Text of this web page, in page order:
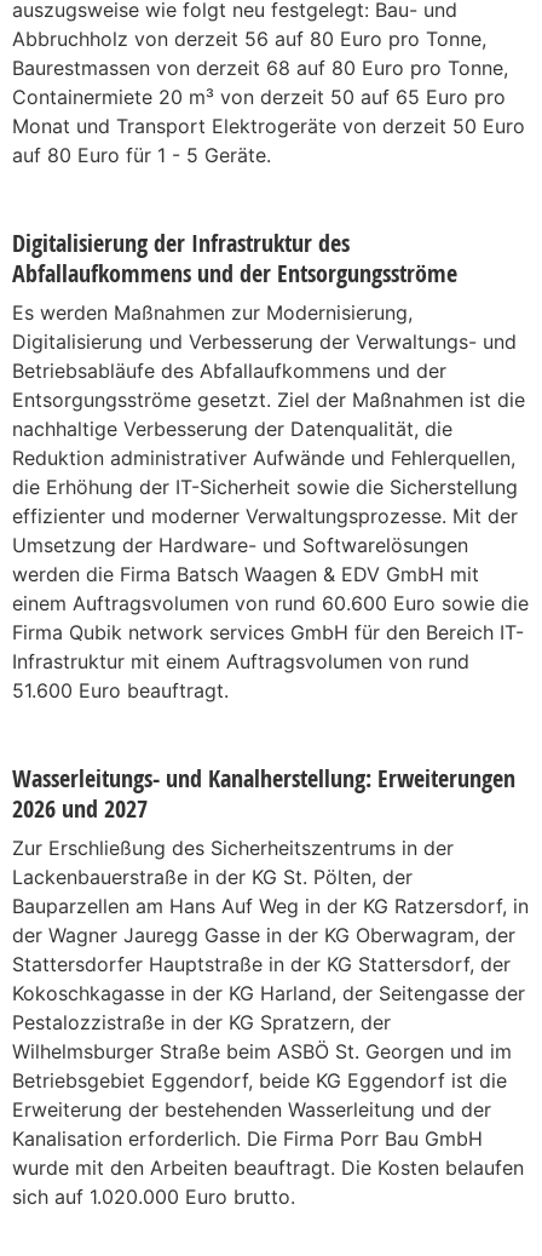
auszugsweise wie folgt neu festgelegt: Bau- und
Abbruchholz von derzeit 56 auf 80 Euro pro Tonne,
Baurestmassen von derzeit 68 auf 80 Euro pro Tonne,
Containermiete 20 m³ von derzeit 50 auf 65 Euro pro
Monat und Transport Elektrogeräte von derzeit 50 Euro
auf 80 Euro für 1 - 5 Geräte.
Digitalisierung der Infrastruktur des
Abfallaufkommens und der Entsorgungsströme
Es werden Maßnahmen zur Modernisierung,
Digitalisierung und Verbesserung der Verwaltungs- und
Betriebsabläufe des Abfallaufkommens und der
Entsorgungsströme gesetzt. Ziel der Maßnahmen ist die
nachhaltige Verbesserung der Datenqualität, die
Reduktion administrativer Aufwände und Fehlerquellen,
die Erhöhung der IT-Sicherheit sowie die Sicherstellung
effizienter und moderner Verwaltungsprozesse. Mit der
Umsetzung der Hardware- und Softwarelösungen
werden die Firma Batsch Waagen & EDV GmbH mit
einem Auftragsvolumen von rund 60.600 Euro sowie die
Firma Qubik network services GmbH für den Bereich IT-
Infrastruktur mit einem Auftragsvolumen von rund
51.600 Euro beauftragt.
Wasserleitungs- und Kanalherstellung: Erweiterungen
2026 und 2027
Zur Erschließung des Sicherheitszentrums in der
Lackenbauerstraße in der KG St. Pölten, der
Bauparzellen am Hans Auf Weg in der KG Ratzersdorf, in
der Wagner Jauregg Gasse in der KG Oberwagram, der
Stattersdorfer Hauptstraße in der KG Stattersdorf, der
Kokoschkagasse in der KG Harland, der Seitengasse der
Pestalozzistraße in der KG Spratzern, der
Wilhelmsburger Straße beim ASBÖ St. Georgen und im
Betriebsgebiet Eggendorf, beide KG Eggendorf ist die
Erweiterung der bestehenden Wasserleitung und der
Kanalisation erforderlich. Die Firma Porr Bau GmbH
wurde mit den Arbeiten beauftragt. Die Kosten belaufen
sich auf 1.020.000 Euro brutto.